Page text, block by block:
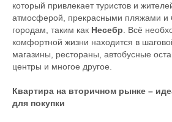
который привлекает туристов и
атмосферой, прекрасными пляжами и
городам, таким как Несебр. Всё
комфортной жизни находится в
магазины, рестораны, автобусные
центры и многое другое.
Квартира на вторичном рынке –
для покупки